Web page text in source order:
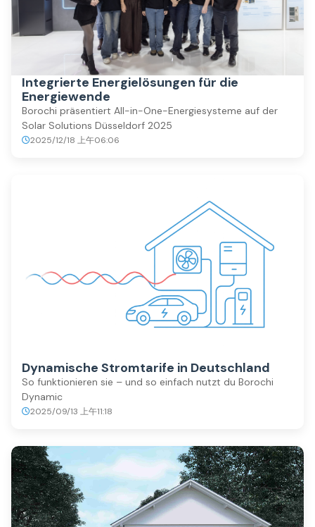
Integrierte Energielösungen für die
Energiewende
Borochi präsentiert All-in-One-Energiesysteme auf der
Solar Solutions Düsseldorf 2025
2025/12/18 上午06:06
Dynamische Stromtarife in Deutschland
So funktionieren sie – und so einfach nutzt du Borochi
Dynamic
2025/09/13 上午11:18